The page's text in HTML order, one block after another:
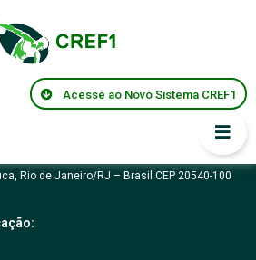
Acesse ao Novo Sistema CREF1
Nº 9.615
Rio de Janeiro/RJ – Brasil CEP 20540-100